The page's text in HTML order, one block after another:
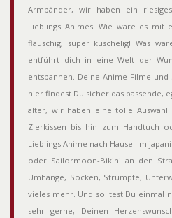
Armbänder, wir haben ein
Lieblings Animes. Wie wäre es mit
flauschig, super kuschelig! Was
entführt dich in eine Welt der
entspannen. Deine Anime-Filme
hier findest Du sicher das passende,
älter, wir haben eine tolle
Zierkissen bis hin zum Handtuch
Lieblings Anime nach Hause. Im
oder Sailormoon-Bikini an den
Umhänge, Socken, Strümpfe,
vieles mehr. Und solltest Du einmal
sehr gerne, Deinen